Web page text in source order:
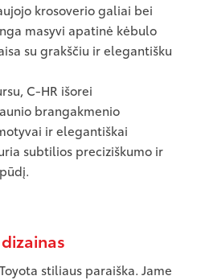
krosoverio galiai bei
masyvi apatinė kėbulo
su grakščiu ir elegantišku
C-HR išorei
brangakmenio
ir elegantiškai
subtilios preciziškumo ir
stiliaus paraiška. Jame